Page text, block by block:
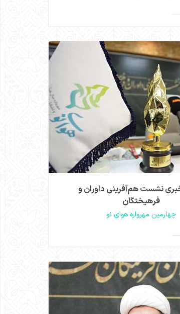
و معرفی پرچمداران فرهنگی
تدریجی برای تبدیل هیأت به
با حفظ اصالت و اخلاص.
>
نشست هم‌آفرینی داوران و
فرهیختگان
چهارمین مهرواره هوای نو
هوای نو
>